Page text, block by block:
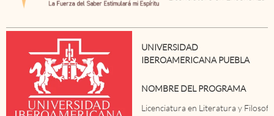
UNIVERSIDAD
IBEROAMERICANA PUEBLA
NOMBRE DEL PROGRAMA
Licenciatura en Literatura y